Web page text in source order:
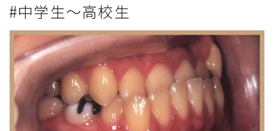
#中学生〜高校生